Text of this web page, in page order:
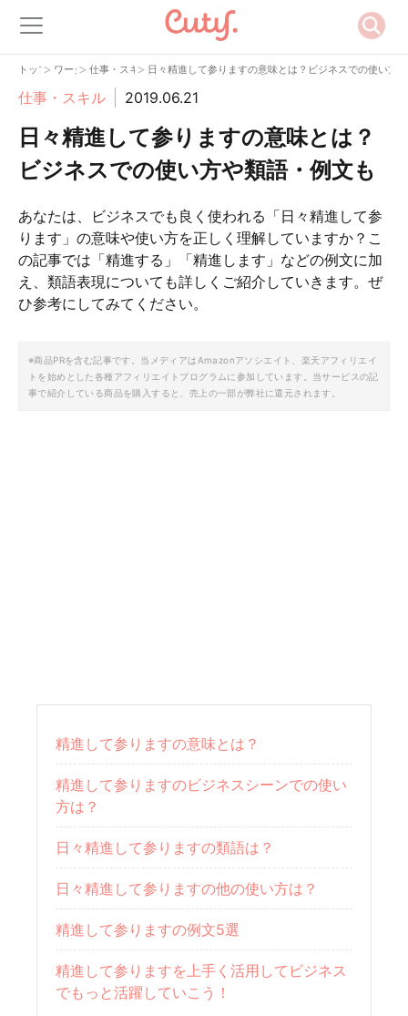
トップ> ワーク> 仕事・スキル
> 日々精進して参りますの意味とは？ビジネスでの使い方
仕事・スキル 2019.06.21
日々精進して参りますの意味とは？
ビジネスでの使い方や類語・例文も
あなたは、ビジネスでも良く使われる「日々精進して参
ります」の意味や使い方を正しく理解していますか？こ
の記事では「精進する」「精進します」などの例文に加
え、類語表現についても詳しくご紹介していきます。ぜ
ひ参考にしてみてください。
※商品PRを含む記事です。当メディアはAmazonアソシエイト、楽天アフィリエイ
トを始めとした各種アフィリエイトプログラムに参加しています。当サービスの記
事で紹介している商品を購入すると、売上の一部が弊社に還元されます。
精進して参りますの意味とは？
精進して参りますのビジネスシーンでの使い
方は？
日々精進して参りますの類語は？
日々精進して参りますの他の使い方は？
精進して参りますの例文5選
精進して参りますを上手く活用してビジネス
でもっと活躍していこう！